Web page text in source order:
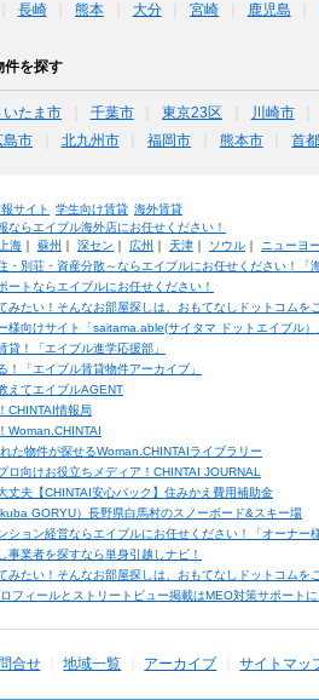
長崎 熊本 大分 宮崎 鹿児島
件を探す
いたま市 千葉市 東京23区 川崎市
島市 北九州市 福岡市 熊本市 首
サイト 学生向け賃貸 海外賃貸
ならエイブル海外店にお任せください！
海｜ 蘇州 ｜ 深セン ｜ 広州 ｜ 天津｜ ソウル｜ ニューヨ
・別荘・資産分散～ならエイブルにお任せください！「
ートならエイブルにお任せください！
みたい！そんなお部屋探しは、おもてなしドットコムを
様向けサイト「saitama.able(サイタマ ドットエイブル）
貸！「エイブル進学応援部」
！「エイブル賃貸物件アーカイブ」
えてエイブルAGENT
CHINTAI情報局
Woman.CHINTAI
た物件が探せるWoman.CHINTAIライブラリー
ロ向けお役立ちメディア！CHINTAI JOURNAL
丈夫【CHINTAI安心パック】住みかえ費用補助金
GORYU）長野県白馬村のスノーボード&スキー場
ション経営ならエイブルにお任せください！「オーナー
事業者を探すなら単身引越しナビ！
みたい！そんなお部屋探しは、おもてなしドットコムを
フィールとストリートビュー掲載はMEO対策サポートに
合せ 地域一覧 アーカイブ サイトマッ